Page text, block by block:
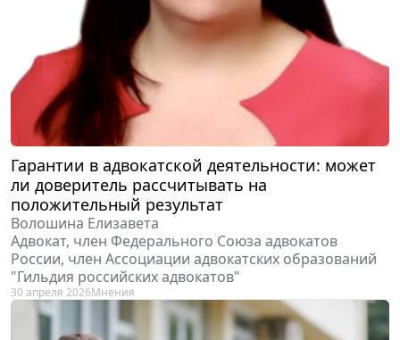
Гарантии в адвокатской деятельности: может
ли доверитель рассчитывать на
положительный результат
Волошина Елизавета
Адвокат, член Федерального Союза адвокатов
России, член Ассоциации адвокатских образований
"Гильдия российских адвокатов"
30 апреля 2026Мнения